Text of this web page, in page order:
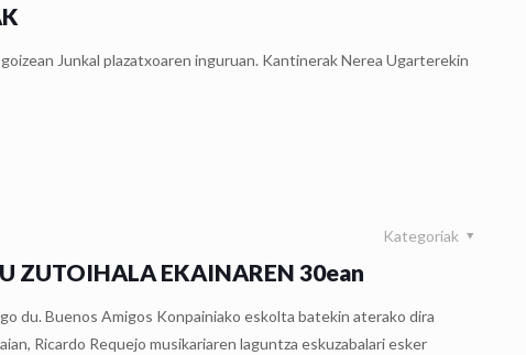
Junkal plazatxoaren inguruan. Kantinerak Nerea Ugarterekin
Kategoriak
ZUTOIHALA EKAINAREN 30ean
du. Buenos Amigos Konpainiako eskolta batekin aterako dira
Ricardo Requejo musikariaren laguntza eskuzabalari esker